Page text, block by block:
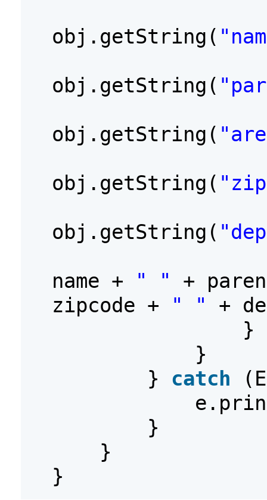
obj.getString(
obj.getString(
obj.getString(
obj.getString(
obj.getString(
name + " "
+
zipcode +
" "
+
}
}
} catch
}
}
}